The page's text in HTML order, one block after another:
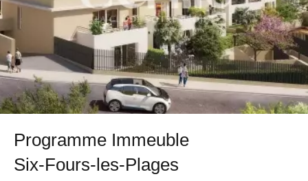
Programme Immeuble
Six-Fours-les-Plages